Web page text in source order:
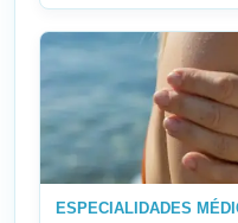
ESPECIALIDADES